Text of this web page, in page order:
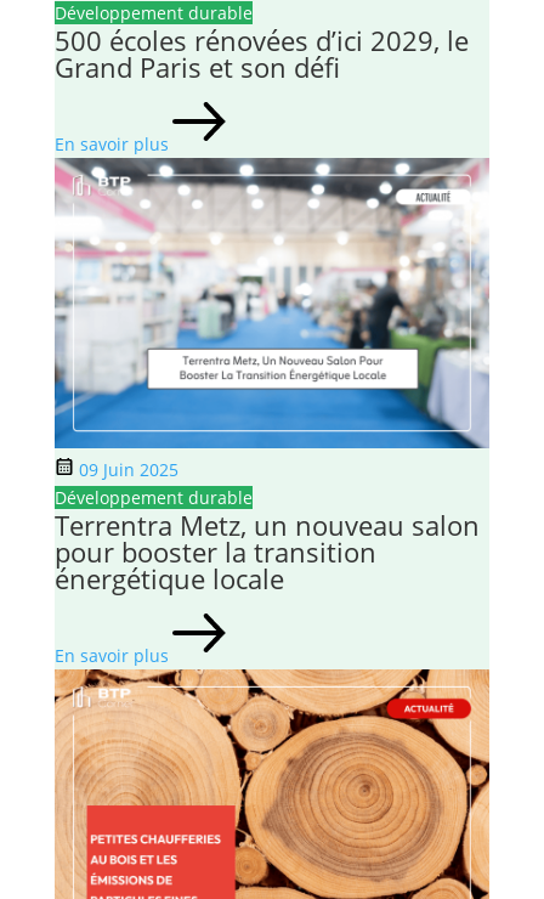
Développement durable
500 écoles rénovées d’ici 2029, le
Grand Paris et son défi
En savoir plus
09 Juin 2025
Développement durable
Terrentra Metz, un nouveau salon
pour booster la transition
énergétique locale
En savoir plus